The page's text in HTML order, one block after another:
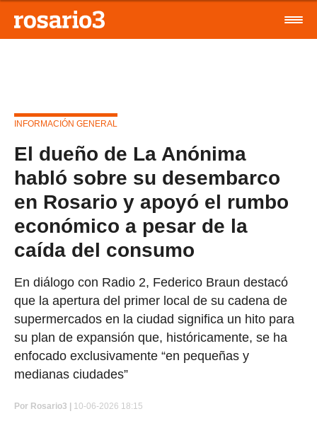
INFORMACIÓN GENERAL
El dueño de La Anónima
habló sobre su desembarco
en Rosario y apoyó el rumbo
económico a pesar de la
caída del consumo
En diálogo con Radio 2, Federico Braun destacó
que la apertura del primer local de su cadena de
supermercados en la ciudad significa un hito para
su plan de expansión que, históricamente, se ha
enfocado exclusivamente “en pequeñas y
medianas ciudades”
Por Rosario3 | 10-06-2026 18:15